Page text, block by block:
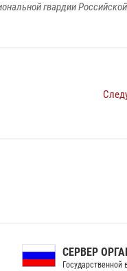
гвардии
СЕРВЕР ОРГАНОВ
Государственной власти РФ